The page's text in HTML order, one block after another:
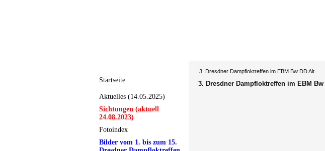
Startseite
Aktuelles (14.05.2025)
Sichtungen (aktuell
24.08.2023)
Fotoindex
Bilder vom 1. bis zum 15.
3. Dresdner Dampfloktreffen im EBM Bw DD Alt.
3. Dresdner Dampfloktreffen im EBM